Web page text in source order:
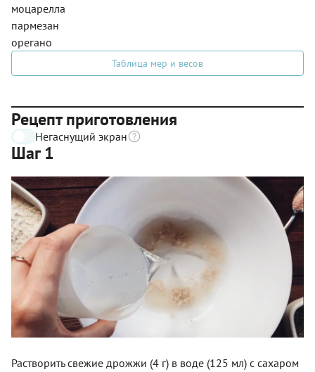
моцарелла
пармезан
орегано
Таблица мер и весов
Рецепт приготовления
Негаснущий экран
Шаг 1
Растворить свежие дрожжи (4 г) в воде (125 мл) с сахаром